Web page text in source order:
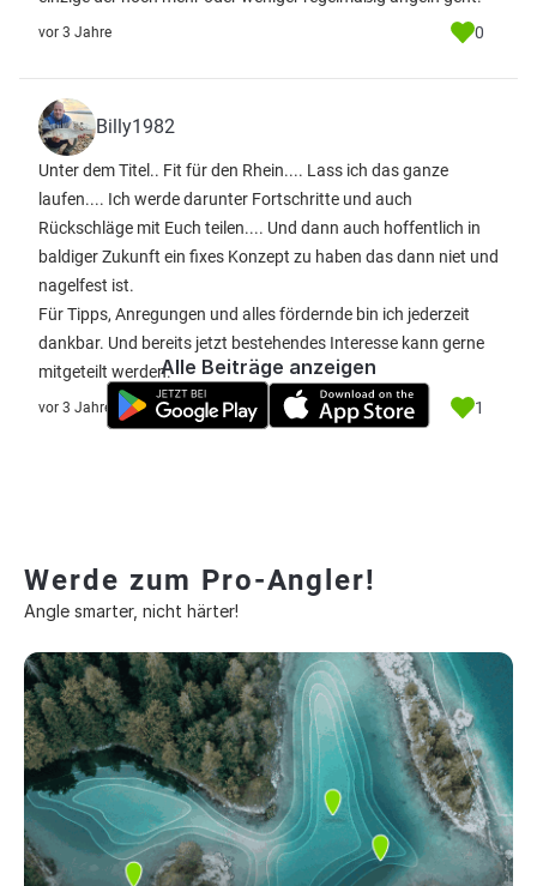
vor 3 Jahre 0
Billy1982
Unter dem Titel.. Fit für den Rhein.... Lass ich das ganze
laufen.... Ich werde darunter Fortschritte und auch
Rückschläge mit Euch teilen.... Und dann auch hoffentlich in
baldiger Zukunft ein fixes Konzept zu haben das dann niet und
nagelfest ist.
Für Tipps, Anregungen und alles fördernde bin ich jederzeit
dankbar. Und bereits jetzt bestehendes Interesse kann gerne
mitgeteilt werden.
vor 3 Jahre 1
Alle Beiträge anzeigen
Werde zum Pro-Angler!
Angle smarter, nicht härter!